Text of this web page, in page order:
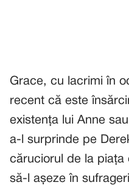
Grace, cu lacrimi în
recent că este
existența lui Anne
a-l surprinde pe
căruciorul de la piața
să-l așeze în